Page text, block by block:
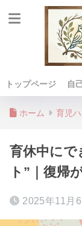
トップページ 自
ホーム 育児
育休中にで
ト”｜復帰
2025年11月6